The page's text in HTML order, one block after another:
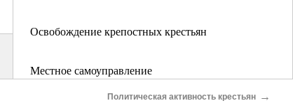
Освобождение крепостных крестьян
Местное самоуправление
Политическая активность крестьян →